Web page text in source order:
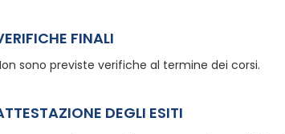
FINALI
sono previste verifiche al termine dei corsi.
DEGLI ESITI